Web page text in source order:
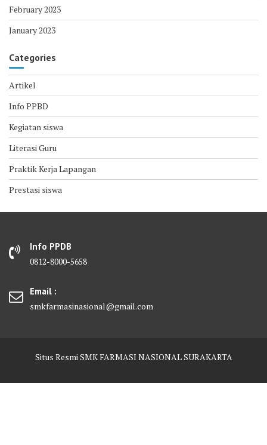
February 2023
January 2023
Categories
Artikel
Info PPBD
Kegiatan siswa
Literasi Guru
Praktik Kerja Lapangan
Prestasi siswa
Info PPDB
0812-8000-5658
Email :
smkfarmasinasional@gmail.com
Situs Resmi SMK FARMASI NASIONAL SURAKARTA